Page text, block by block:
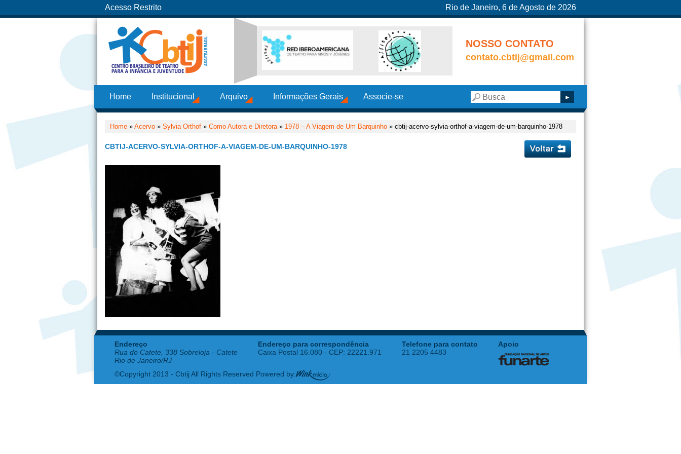
Acesso Restrito Rio de Janeiro, 6 de Agosto de 2026
NOSSO CONTATO
contato.cbtij@gmail.com
Home Institucional Arquivo Informações Gerais Associe-se
Home » Acervo » Sylvia Orthof » Como Autora e Diretora» 1978 – A Viagem de Um Barquinho » cbtij-acervo-sylvia-orthof-a-viagem-de-um-barquinho-1978
CBTIJ-ACERVO-SYLVIA-ORTHOF-A-VIAGEM-DE-UM-BARQUINHO-1978
Endereço
Rua do Catete, 338 Sobreloja - Catete
Rio de Janeiro/RJ
Endereço para correspondência
Caixa Postal 16.080 - CEP: 22221.971
Telefone para contato
21 2205 4483
Apoio
©Copyright 2013 - Cbtij All Rights Reserved Powered by: